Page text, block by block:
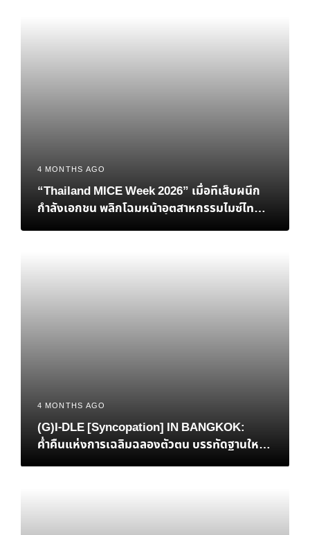
4 MONTHS AGO
“Thailand MICE Week 2026” เมื่อทีเส็บผนึก
กำลังเอกชน พลิกโฉมหน้าอุตสาหกรรมไมซ์ไทยสู่
4 MONTHS AGO
(G)I-DLE [Syncopation] IN BANGKOK:
ค่ำคืนแห่งการเฉลิมฉลองตัวตน บรรทัดฐานใหม่
ของ K-Pop และการกลับบ้านที่แสนอบอุ่นของ ‘มิ